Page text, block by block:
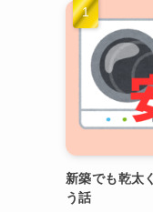
新築でも乾太
う話